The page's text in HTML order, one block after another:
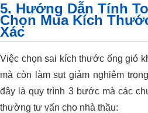
5. Hướng Dẫn Tính
Chọn Mua Kích
Xác
Việc chọn sai kích thước ống gió
mà còn làm sụt giảm nghiêm
đây là quy trình 3 bước mà các
thường tư vấn cho nhà thầu: